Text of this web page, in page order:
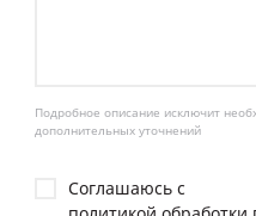
Подробное описание исключит
дополнительных уточнений
Соглашаюсь с